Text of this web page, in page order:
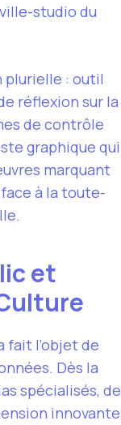
studio du
plurielle : outil
réflexion sur la
de contrôle
graphique qui
marquant
à la toute-
et
fait l’objet de
Dès la
spécialisés, de
innovante